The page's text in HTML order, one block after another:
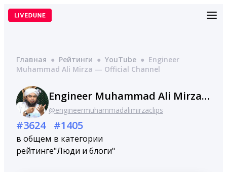
Перейти
Главная ● Рейтинги ● YouTube ● Engineer
Muhammad Ali Mirza — Official Channel
Engineer Muhammad Ali Mirza — Official Channel
@engineermuhammadalimirzaclips
#3624
в общем
рейтинге
#1405
в категории
"Люди и блоги"